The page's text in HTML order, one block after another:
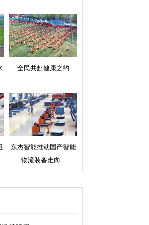
全民共赴健康之约
东杰智能推动国产智能
物流装备走向...